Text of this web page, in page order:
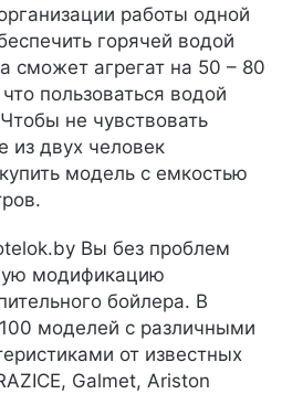
работы одной
горячей водой
сможет агрегат на 50 – 80
пользоваться водой
не чувствовать
из двух человек
модель с емкостью
Вы без проблем
модификацию
бойлера. В
моделей с различными
от известных
Galmet, Ariston